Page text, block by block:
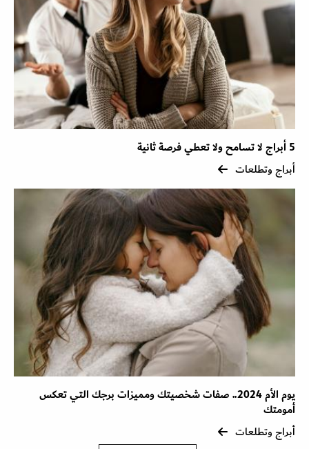
5 أبراج لا تسامح ولا تعطي فرصة ثانية
أبراج وتطلعات
يوم الأم 2024.. صفات شخصيتك ومميزات برجك التي تعكس
أمومتك
أبراج وتطلعات